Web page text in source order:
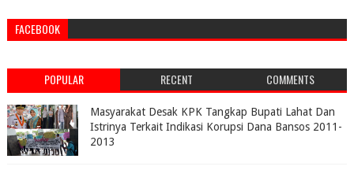
FACEBOOK
POPULAR RECENT COMMENTS
Masyarakat Desak KPK Tangkap Bupati Lahat Dan
Istrinya Terkait Indikasi Korupsi Dana Bansos 2011-
2013